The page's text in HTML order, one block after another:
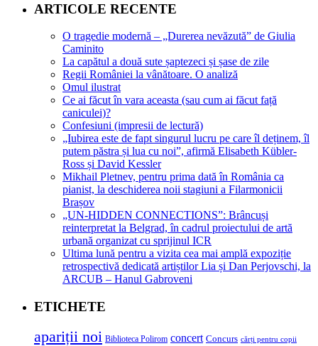
ARTICOLE RECENTE
O tragedie modernă – „Durerea nevăzută” de Giulia
Caminito
La capătul a două sute șaptezeci și șase de zile
Regii României la vânătoare. O analiză
Omul ilustrat
Ce ai făcut în vara aceasta (sau cum ai făcut față
caniculei)?
Confesiuni (impresii de lectură)
„Iubirea este de fapt singurul lucru pe care îl deținem, îl
putem păstra și lua cu noi”, afirmă Elisabeth Kübler-
Ross și David Kessler
Mikhail Pletnev, pentru prima dată în România ca
pianist, la deschiderea noii stagiuni a Filarmonicii
Brașov
„UN-HIDDEN CONNECTIONS”: Brâncuși
reinterpretat la Belgrad, în cadrul proiectului de artă
urbană organizat cu sprijinul ICR
Ultima lună pentru a vizita cea mai amplă expoziție
retrospectivă dedicată artiștilor Lia și Dan Perjovschi, la
ARCUB – Hanul Gabroveni
ETICHETE
apariții noi Biblioteca Polirom concert Concurs cărți pentru copii